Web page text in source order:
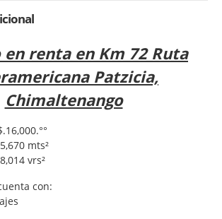
en renta en Km 72 Ruta
Patzicia,
Chimaltenango
mts²
vrs²
con: